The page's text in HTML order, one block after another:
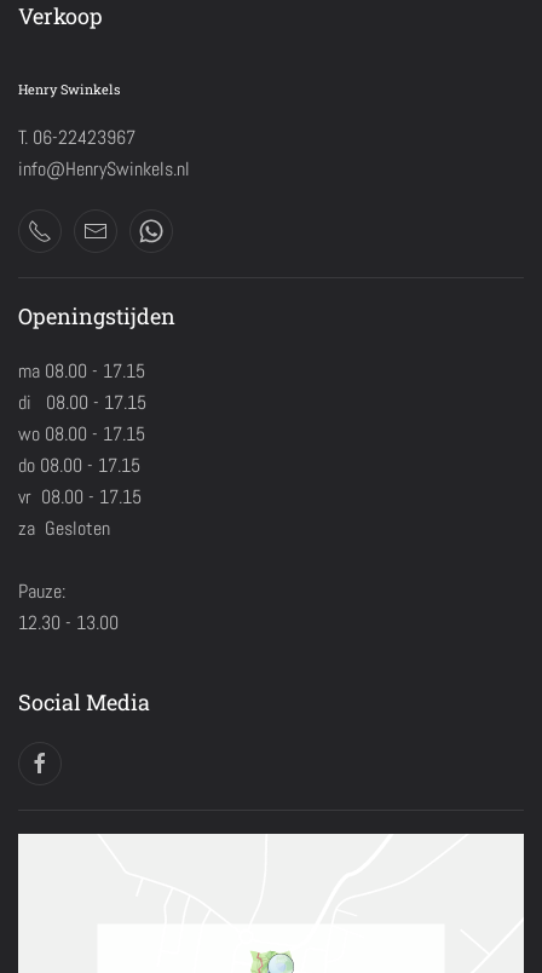
Verkoop
Henry Swinkels
T. 06-22423967
info@HenrySwinkels.nl
Openingstijden
ma 08.00 - 17.15
di 08.00 - 17.15
wo 08.00 - 17.15
do 08.00 - 17.15
vr 08.00 - 17.15
za Gesloten
Pauze:
12.30 - 13.00
Social Media